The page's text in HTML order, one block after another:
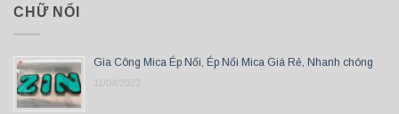
CHỮ NỔI
Gia Công Mica Ép Nổi, Ép Nổi Mica Giá Rẻ, Nhanh chóng
11/04/2022